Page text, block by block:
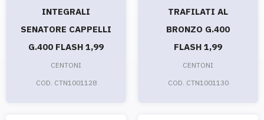
INTEGRALI
SENATORE CAPPELLI
G.400 FLASH 1,99
CENTONI
COD. CTN1001128
TRAFILATI AL
BRONZO G.400
FLASH 1,99
CENTONI
COD. CTN1001130